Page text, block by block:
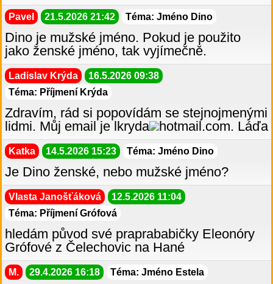
Pavel 21.5.2026 21:42 Téma: Jméno Dino
Dino je mužské jméno. Pokud je použito
jako ženské jméno, tak vyjímečně.
Ladislav Krýda
16.5.2026 09:38
Téma: Příjmení Krýda
Zdravím, rád si popovídám se stejnojmenými
lidmi. Můj email je lkryda
hotmail.com. Láďa
Katka 14.5.2026 15:23 Téma: Jméno Dino
Je Dino ženské, nebo mužské jméno?
Vlasta Janošťáková
12.5.2026 11:04
Téma: Příjmení Grófová
hledám původ své praprababičky Eleonóry
Grófové z Čelechovic na Hané
M. 29.4.2026 16:18 Téma: Jméno Estela